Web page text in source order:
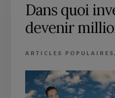
Dans quoi
devenir
ARTICLES POPULAIRES